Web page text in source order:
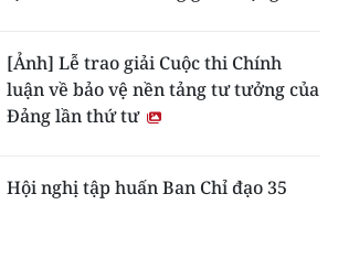
Cửu Long
Nội
Hồ Chí Minh
[Ảnh] Lễ trao giải Cuộc thi Chính
luận về bảo vệ nền tảng tư tưởng của
Đảng lần thứ tư
Hội nghị tập huấn Ban Chỉ đạo 35